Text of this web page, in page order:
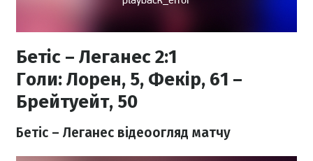
Бетіс – Леганес 2:1
Голи:Лорен, 5, Фекір, 61 –
Брейтуейт, 50
Бетіс – Леганес відеоогляд матчу